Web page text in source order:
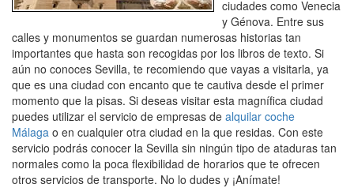
ciudades como Venecia
y Génova. Entre sus
calles y monumentos se guardan numerosas historias tan
importantes que hasta son recogidas por los libros de texto. Si
aún no conoces Sevilla, te recomiendo que vayas a visitarla, ya
que es una ciudad con encanto que te cautiva desde el primer
momento que la pisas. Si deseas visitar esta magnífica ciudad
puedes utilizar el servicio de empresas de alquilar coche
Málaga o en cualquier otra ciudad en la que residas. Con este
servicio podrás conocer la Sevilla sin ningún tipo de ataduras tan
normales como la poca flexibilidad de horarios que te ofrecen
otros servicios de transporte. No lo dudes y ¡Anímate!